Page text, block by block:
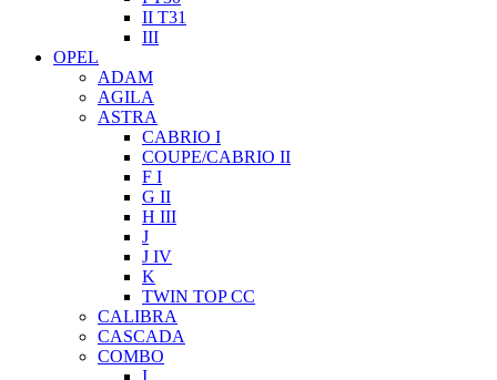
II T31
III
OPEL
ADAM
AGILA
ASTRA
CABRIO I
COUPE/CABRIO II
F I
G II
H III
J
J IV
K
TWIN TOP CC
CALIBRA
CASCADA
COMBO
I